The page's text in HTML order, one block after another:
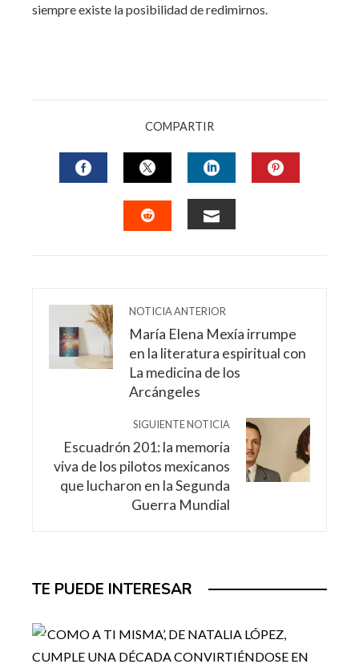
siempre existe la posibilidad de redimirnos.
COMPARTIR
FACEBOOKTWITTERLINKEDIN
NOTICIA ANTERIOR
María Elena Mexía irrumpe
en la literatura espiritual con
La medicina de los
Arcángeles
SIGUIENTE NOTICIA
Escuadrón 201: la memoria
viva de los pilotos mexicanos
que lucharon en la Segunda
Guerra Mundial
TE PUEDE INTERESAR